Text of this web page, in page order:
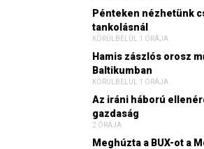
Pénteken nézhetünk
tankolásnál
KÖRÜLBELÜL 1 ÓRÁJA
Hamis zászlós orosz
Baltikumban
KÖRÜLBELÜL 1 ÓRÁJA
Az iráni háború
gazdaság
2 ÓRÁJA
Meghúzta a BUX-ot a